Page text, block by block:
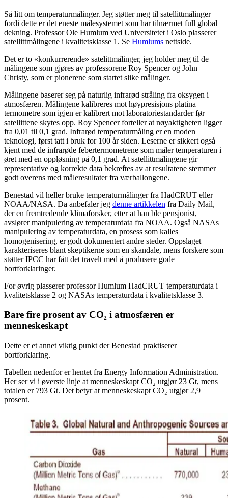
Så litt om temperaturmålinger. Jeg støtter meg til satellittmålinger
fordi dette er det eneste målesystemet som har tilnærmet full global
dekning. Professor Ole Humlum ved Universitetet i Oslo plasserer
satellittmålingene i kvalitetsklasse 1. Se Humlums nettside.
Det er to «konkurrerende» satelittmålinger, jeg holder meg til de
målingene som gjøres av professorene Roy Spencer og John
Christy, som er pionerene som startet slike målinger.
Målingene baserer seg på naturlig infrarød stråling fra oksygen i
atmosfæren. Målingene kalibreres mot høypresisjons platina
termometre som igjen er kalibrert mot laboratoriestandarder før
satellittene skytes opp. Roy Spencer forteller at nøyaktigheten ligger
fra 0,01 til 0,1 grad. Infrarød temperaturmåling er en moden
teknologi, først tatt i bruk for 100 år siden. Leserne er sikkert også
kjent med de infrarøde febertermometrene som måler temperaturen i
øret med en oppløsning på 0,1 grad. At satellittmålingene gir
representative og korrekte data bekreftes av at resultatene stemmer
godt overens med måleresultater fra værballongene.
Benestad vil heller bruke temperaturmålinger fra HadCRUT eller
NOAA/NASA. Da anbefaler jeg denne artikkelen fra Daily Mail,
der en fremtredende klimaforsker, etter at han ble pensjonist,
avslører manipulering av temperaturdata fra NOAA. Også NASAs
manipulering av temperaturdata, en prosess som kalles
homogenisering, er godt dokumentert andre steder. Oppslaget
karakteriseres blant skeptikerne som en skandale, mens forskere som
støtter IPCC har fått det travelt med å produsere gode
bortforklaringer.
For øvrig plasserer professor Humlum HadCRUT temperaturdata i
kvalitetsklasse 2 og NASAs temperaturdata i kvalitetsklasse 3.
Bare fire prosent av CO₂ i atmosfæren er
menneskeskapt
Dette er et annet viktig punkt der Benestad praktiserer
bortforklaring.
Tabellen nedenfor er hentet fra Energy Information Administration.
Her ser vi i øverste linje at menneskeskapt CO₂ utgjør 23 Gt, mens
totalen er 793 Gt. Det betyr at menneskeskapt CO₂ utgjør 2,9
prosent.